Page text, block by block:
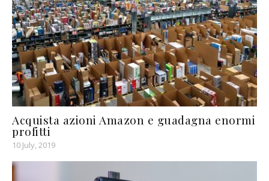
Acquista azioni Amazon e guadagna enormi
profitti
10 July, 2019